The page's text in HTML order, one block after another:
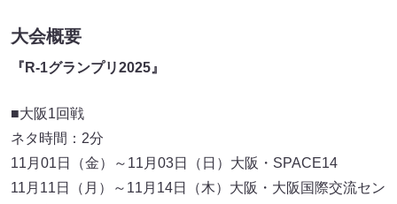
大会概要
『R-1グランプリ2025』
■大阪1回戦
ネタ時間：2分
11月01日（金）～11月03日（日）大阪・SPACE14
11月11日（月）～11月14日（木）大阪・大阪国際交流セン